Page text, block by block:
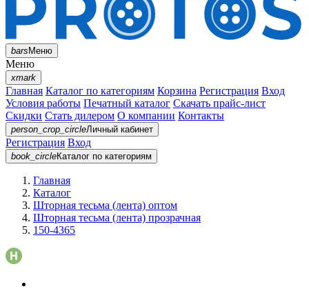
barsМеню
Меню
xmark
Главная Каталог по категориям Корзина Регистрация Вход
Условия работы Печатный каталог Скачать прайс-лист
Скидки Стать дилером О компании Контакты
person_crop_circleЛичный кабинет
Регистрация Вход
book_circleКаталог по категориям
Главная
Каталог
Шторная тесьма (лента) оптом
Шторная тесьма (лента) прозрачная
150-4365